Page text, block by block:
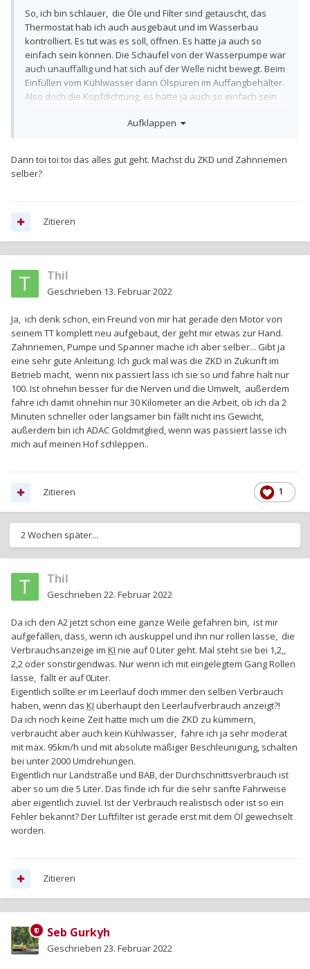
So, ich bin schlauer, die Öle und Filter sind getauscht, das
Thermostat hab ich auch ausgebaut und im Wasserbau
kontrolliert. Es tut was es soll, öffnen. Es hätte ja auch so
einfach sein können. Die Schaufel von der Wasserpumpe war
auch unauffällig und hat sich auf der Welle nicht bewegt. Beim
Einfüllen vom Kühlwasser dann Ölspuren im Auffangbehälter.
Also doch die Kopfdichtung, es hätte ja auch so einfach sein
Fahrt. Gestern hatte ich das Kühlwasser wieder aufgefüllt und
gewohnt bin nicht schneller als 94 km/h zu fahren, guck ich mal
ob ich da auch Kühlwasser verliere, wenn nicht, fahre ich
Aufklappen
Dann toi toi toi das alles gut geht. Machst du ZKD und Zahnriemen
selber?
Zitieren
Thil
Geschrieben 13. Februar 2022
Ja, ich denk schon, ein Freund von mir hat gerade den Motor von
seinem TT komplett neu aufgebaut, der geht mir etwas zur Hand.
Zahnriemen, Pumpe und Spanner mache ich aber selber... Gibt ja
eine sehr gute Anleitung. Ich guck mal was die ZKD in Zukunft im
Betrieb macht, wenn nix passiert lass ich sie so und fahre halt nur
100. Ist ohnehin besser für die Nerven und die Umwelt, außerdem
fahre ich damit ohnehin nur 30 Kilometer an die Arbeit, ob ich da 2
Minuten schneller oder langsamer bin fällt nicht ins Gewicht,
außerdem bin ich ADAC Goldmitglied, wenn was passiert lasse ich
mich auf meinen Hof schleppen..
1
Zitieren
2 Wochen später...
Thil
Geschrieben 22. Februar 2022
Da ich den A2 jetzt schon eine ganze Weile gefahren bin, ist mir
aufgefallen, dass, wenn ich auskuppel und ihn nur rollen lasse, die
Verbrauchsanzeige im KI nie auf 0 Liter geht. Mal steht sie bei 1,2,,
2,2 oder sonstirgendwas. Nur wenn ich mit eingelegtem Gang Rollen
lasse, fällt er auf 0Liter.
Eigentlich sollte er im Leerlauf doch immer den selben Verbrauch
haben, wenn das KI überhaupt den Leerlaufverbrauch anzeigt?!
Da ich noch keine Zeit hatte mich um die ZKD zu kümmern,
verbraucht aber auch kein Kühlwasser, fahre ich ja sehr moderat
mit max. 95km/h und mit absolute mäßiger Beschleunigung, schalten
bei unter 2000 Umdrehungen.
Eigentlich nur Landstraße und BAB, der Durchschnittsverbrauch ist
aber so um die 5 Liter. Das finde ich für die sehr sanfte Fahrweise
aber eigentlich zuviel. Ist der Verbrauch realistisch oder ist so ein
Fehler bekannt? Der Luftfilter ist gerade erst mit dem Öl gewechselt
worden.
Zitieren
Seb Gurkyh
Geschrieben 23. Februar 2022